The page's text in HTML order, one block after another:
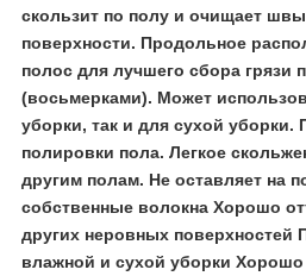
скользит по полу и очищает
поверхности. Продольное
полос для лучшего сбора грязи
(восьмерками). Может
уборки, так и для сухой уборки.
полировки пола. Легкое
другим полам. Не оставляет на
собственные волокна Хорошо
других неровных поверхностей
влажной и сухой уборки Хорошо